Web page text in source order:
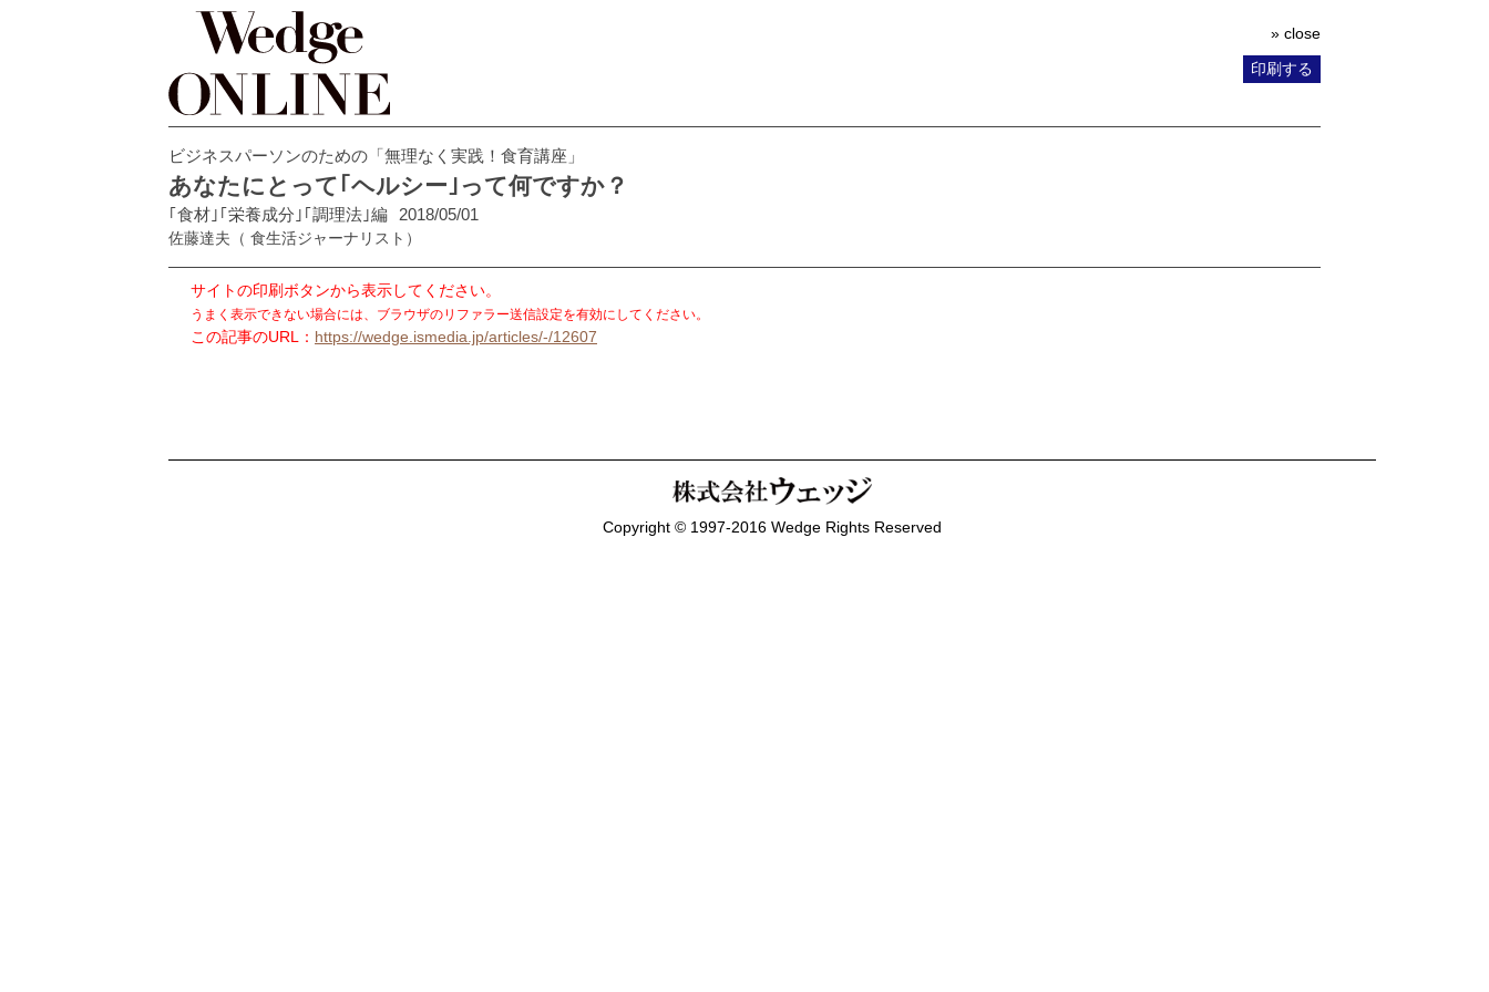
» close
印刷する
ビジネスパーソンのための「無理なく実践！食育講座」
あなたにとって｢ヘルシー｣って何ですか？
｢食材｣｢栄養成分｣｢調理法｣編 2018/05/01
佐藤達夫 （ 食生活ジャーナリスト）
サイトの印刷ボタンから表示してください。
うまく表示できない場合には、ブラウザのリファラー送信設定を有効にしてください。
この記事のURL： https://wedge.ismedia.jp/articles/-/12607
Copyright © 1997-2016 Wedge Rights Reserved